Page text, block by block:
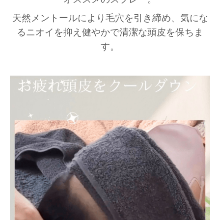
天然メントールにより毛穴を引き締め、気にな
るニオイを抑え健やかで清潔な頭皮を保ちま
す。